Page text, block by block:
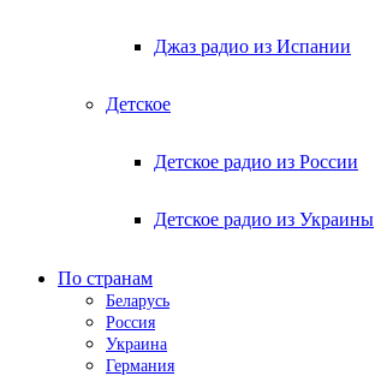
Джаз радио из Испании
Детское
Детское радио из России
Детское радио из Украины
По странам
Беларусь
Россия
Украина
Германия